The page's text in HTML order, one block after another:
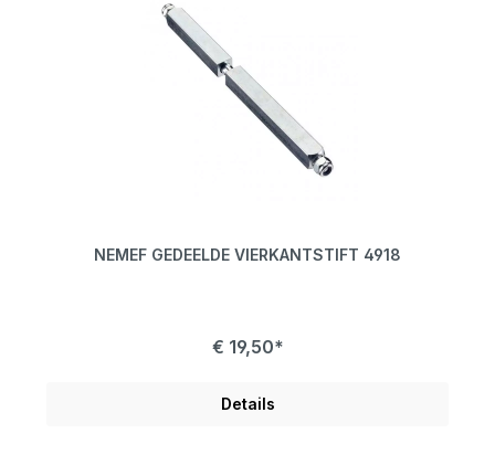
NEMEF GEDEELDE VIERKANTSTIFT 4918
€ 19,50*
Details